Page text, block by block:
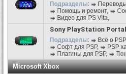
Подразделы:
Помощь и ремонт,
Видео для PS Vita,
Sony PlayStation
Подразделы: Всё о PSP
Софт для PSP, PSP
Плагины для PSP,
Microsoft Xbox